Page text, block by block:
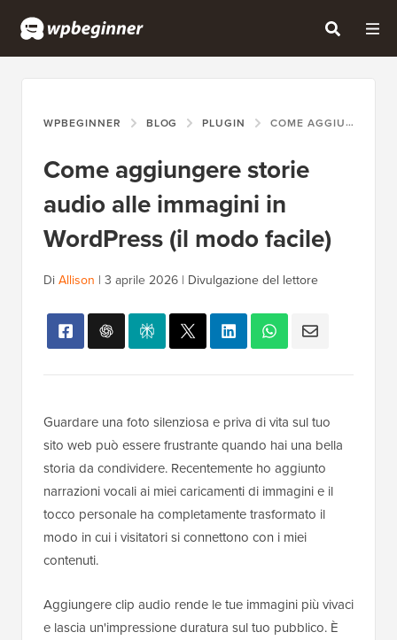
WPBEGINNER BLOG PLUGIN COME AGGIUNGERE STORIE AUDIO ALLE IMMAGINI IN WORDPRESS (IL MODO FACILE)
Come aggiungere storie
audio alle immagini in
WordPress (il modo facile)
DiAllison | 3 aprile 2026 | Divulgazione del lettore
Guardare una foto silenziosa e priva di vita sul tuo
sito web può essere frustrante quando hai una bella
storia da condividere. Recentemente ho aggiunto
narrazioni vocali ai miei caricamenti di immagini e il
tocco personale ha completamente trasformato il
modo in cui i visitatori si connettono con i miei
contenuti.
Aggiungere clip audio rende le tue immagini più vivaci
e lascia un'impressione duratura sul tuo pubblico. È